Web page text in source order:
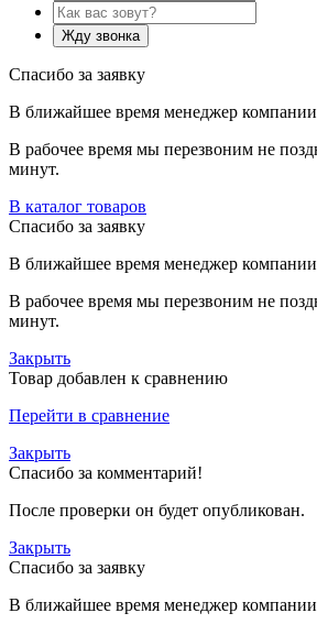
Спасибо за заявку
В ближайшее время менеджер
В рабочее время мы перезвоним не
минут.
В каталог товаров
Спасибо за заявку
В ближайшее время менеджер
В рабочее время мы перезвоним не
минут.
Закрыть
Товар добавлен к сравнению
Перейти в сравнение
Закрыть
Спасибо за комментарий!
После проверки он будет опубликован.
Закрыть
Спасибо за заявку
В ближайшее время менеджер